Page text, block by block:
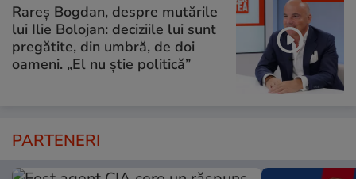
Rareș Bogdan, despre mutările
lui Ilie Bolojan: deciziile lui sunt
pregătite, din umbră, de doi
oameni. „El nu știe politică”
PARTENERI